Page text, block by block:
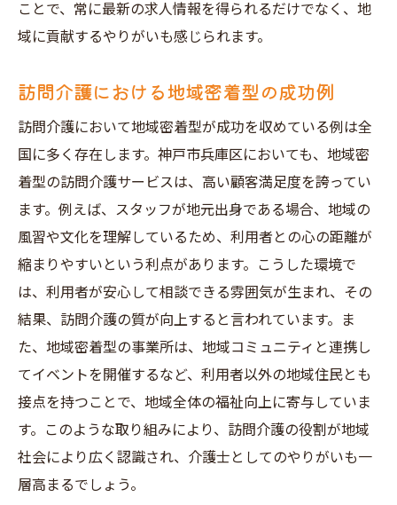
ことで、常に最新の求人情報を得られるだけでなく、地
域に貢献するやりがいも感じられます。
訪問介護における地域密着型の成功例
訪問介護において地域密着型が成功を収めている例は全
国に多く存在します。神戸市兵庫区においても、地域密
着型の訪問介護サービスは、高い顧客満足度を誇ってい
ます。例えば、スタッフが地元出身である場合、地域の
風習や文化を理解しているため、利用者との心の距離が
縮まりやすいという利点があります。こうした環境で
は、利用者が安心して相談できる雰囲気が生まれ、その
結果、訪問介護の質が向上すると言われています。ま
た、地域密着型の事業所は、地域コミュニティと連携し
てイベントを開催するなど、利用者以外の地域住民とも
接点を持つことで、地域全体の福祉向上に寄与していま
す。このような取り組みにより、訪問介護の役割が地域
社会により広く認識され、介護士としてのやりがいも一
層高まるでしょう。